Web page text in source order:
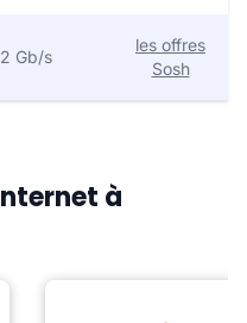
2 Gb/s
les offres
Sosh
à